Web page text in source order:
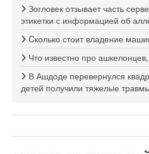
Зогловек отзывает часть
этикетки с информацией об
Cколько стоит владение
Что известно про
В Ашдоде перевернулся
детей получили тяжелые